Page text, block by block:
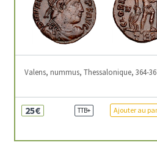
Valens, nummus, Thessalonique, 364-
25€ TTB+ Ajouter au